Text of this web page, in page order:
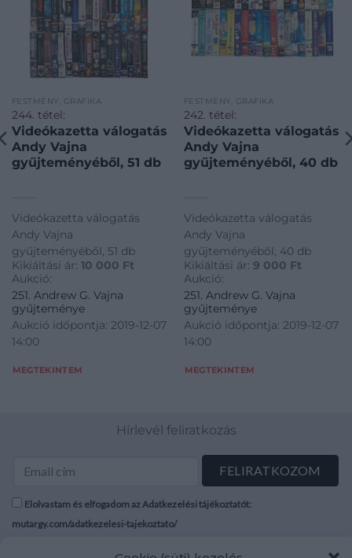
FESTMÉNY, GRAFIKA
244. tétel:
Videókazetta válogatás
Andy Vajna
gyűjteményéből, 51 db
Videókazetta válogatás
Andy Vajna
gyűjteményéből, 51 db
Kikiáltási ár: 10 000 Ft
Aukció:
251. Andrew G. Vajna
gyűjteménye
Aukció időpontja: 2019-12-07
14:00
MEGTEKINTEM
FESTMÉNY, GRAFIKA
242. tétel:
Videókazetta válogatás
Andy Vajna
gyűjteményéből, 40 db
Videókazetta válogatás
Andy Vajna
gyűjteményéből, 40 db
Kikiáltási ár: 9 000 Ft
Aukció:
251. Andrew G. Vajna
gyűjteménye
Aukció időpontja: 2019-12-07
14:00
MEGTEKINTEM
Hírlevél feliratkozás
Elolvastam és elfogadom az Adatkezelési tájékoztatót:
mutargy.com/adatkezelesi-tajekoztato/